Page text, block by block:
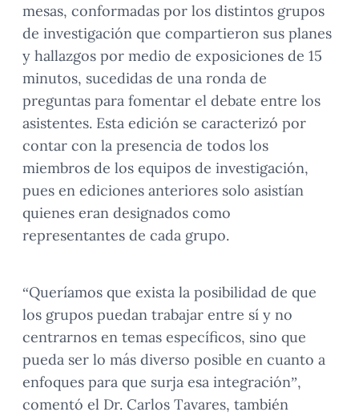
mesas, conformadas por los distintos grupos
de investigación que compartieron sus planes
y hallazgos por medio de exposiciones de 15
minutos, sucedidas de una ronda de
preguntas para fomentar el debate entre los
asistentes. Esta edición se caracterizó por
contar con la presencia de todos los
miembros de los equipos de investigación,
pues en ediciones anteriores solo asistían
quienes eran designados como
representantes de cada grupo.
“Queríamos que exista la posibilidad de que
los grupos puedan trabajar entre sí y no
centrarnos en temas específicos, sino que
pueda ser lo más diverso posible en cuanto a
enfoques para que surja esa integración”,
comentó el Dr. Carlos Tavares, también